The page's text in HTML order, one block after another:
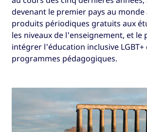
devenant le premier pays au
produits périodiques gratuits aux
les niveaux de l'enseignement, et le
intégrer l'éducation inclusive LGBT+
programmes pédagogiques.